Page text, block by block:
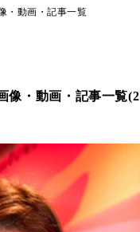
・動画・記事一覧
像・動画・記事一覧(2